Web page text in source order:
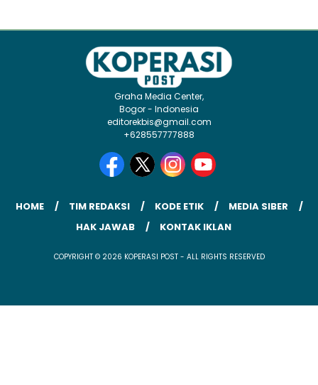
Graha Media Center,
Bogor - Indonesia
editorekbis@gmail.com
+628557777888
HOME TIM REDAKSI KODE ETIK
MEDIA SIBER
HAK JAWAB
KONTAK IKLAN
COPYRIGHT © 2026 KOPERASI POST - ALL RIGHTS RESERVED